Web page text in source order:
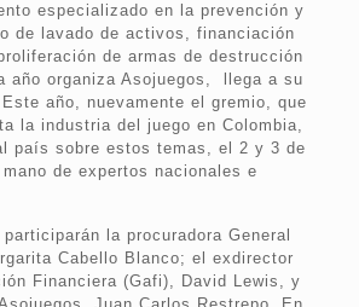
especializado en la prevención y
de lavado de activos, financiación
de armas de destrucción
año organiza Asojuegos, llega a su
año, nuevamente el gremio, que
la industria del juego en Colombia,
país sobre estos temas, el 2 y 3 de
de expertos nacionales e
la procuradora General
Cabello Blanco; el exdirector
Financiera (Gafi), David Lewis, y